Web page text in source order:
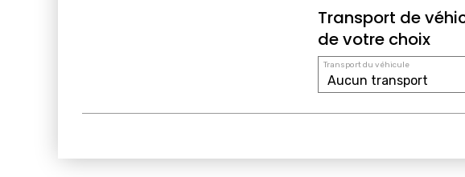
Transport de
de votre choix
Transport du véhicule